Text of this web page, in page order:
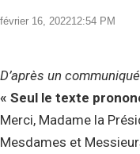
février 16, 202212:54 PM
D’après un
« Seul le texte
Merci, Madame la
Mesdames et